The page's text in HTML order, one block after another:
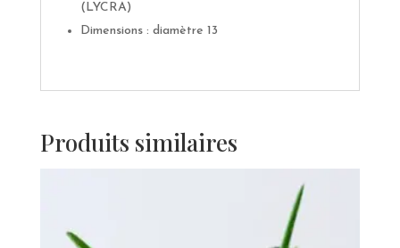
(LYCRA)
Dimensions : diamètre 13
Produits similaires